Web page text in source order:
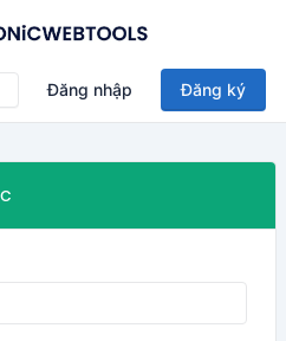
Đăng nhập Đăng ký